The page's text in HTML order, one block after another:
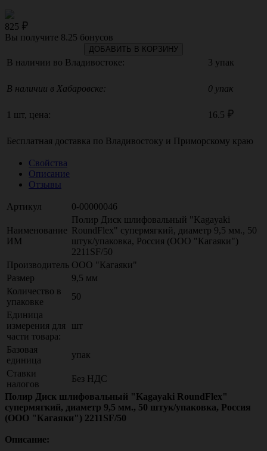
825
Вы получите 8.25 бонусов
ДОБАВИТЬ В КОРЗИНУ
В наличии во Владивостоке: 3 упак
В наличии в Хабаровске: 0 упак
1 шт, цена: 16.5
Бесплатная доставка по Владивостоку и Приморскому краю
Свойства
Описание
Отзывы
Артикул 0-00000046
Наименование
ИМ
Полир Диск шлифовальный "Kagayaki
RoundFlex" супермягкий, диаметр 9,5 мм., 50
штук/упаковка, Россия (ООО "Кагаяки")
2211SF/50
Производитель ООО "Кагаяки"
Размер
9,5 мм
Количество в
упаковке
50
Единица
измерения для
части товара:
шт
Базовая
единица
упак
Ставки
налогов
Без НДС
Полир Диск шлифовальный "Kagayaki RoundFlex"
супермягкий, диаметр 9,5 мм., 50 штук/упаковка, Россия
(ООО "Кагаяки") 2211SF/50
Описание: